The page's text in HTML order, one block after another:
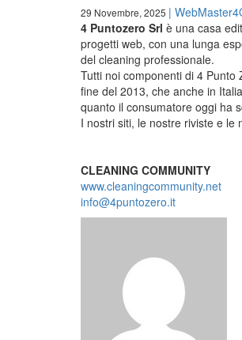
29 Novembre, 2025 |
4 Puntozero Srl è una casa
progetti web, con una lunga
del cleaning professionale.
Tutti noi componenti di 4 Punto
fine del 2013, che anche in
quanto il consumatore oggi ha
I nostri siti, le nostre riviste e le
CLEANING COMMUNITY
www.cleaningcommunity.net
info@4puntozero.it